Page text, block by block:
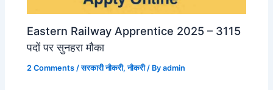
Eastern Railway Apprentice 2025 – 3115
पदों पर सुनहरा मौका
2 Comments /सरकारी नौकरी,नौकरी/ Byadmin